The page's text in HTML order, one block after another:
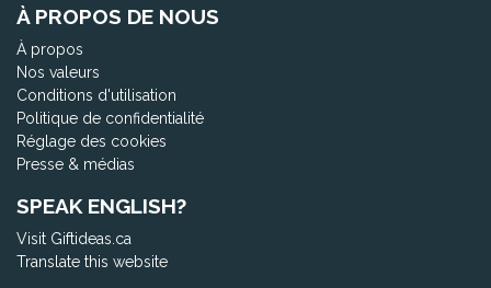
À PROPOS DE NOUS
À propos
Nos valeurs
Conditions d'utilisation
Politique de confidentialité
Réglage des cookies
Presse & médias
SPEAK ENGLISH?
Visit Giftideas.ca
Translate this website